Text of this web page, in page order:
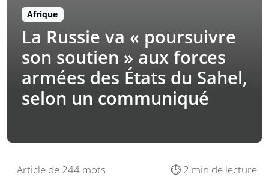
Afrique
La Russie va « poursuivre
son soutien » aux forces
armées des États du Sahel,
selon un communiqué
Article de 244 mots ⏱️ 2 min de lecture